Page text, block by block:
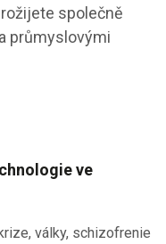
společně
průmyslovými
ve
války, schizofrenie